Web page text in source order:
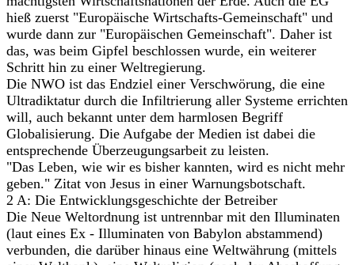
hieß zuerst "Europäische Wirtschafts-Gemeinschaft" und
wurde dann zur "Europäischen Gemeinschaft". Daher ist
das, was beim Gipfel beschlossen wurde, ein weiterer
Schritt hin zu einer Weltregierung.
Die NWO ist das Endziel einer Verschwörung, die eine
Ultradiktatur durch die Infiltrierung aller Systeme errichten
will, auch bekannt unter dem harmlosen Begriff
Globalisierung. Die Aufgabe der Medien ist dabei die
entsprechende Überzeugungsarbeit zu leisten.
"Das Leben, wie wir es bisher kannten, wird es nicht mehr
geben." Zitat von Jesus in einer Warnungsbotschaft.
2 A: Die Entwicklungsgeschichte der Betreiber
Die Neue Weltordnung ist untrennbar mit den Illuminaten
(laut eines Ex - Illuminaten von Babylon abstammend)
verbunden, die darüber hinaus eine Weltwährung (mittels